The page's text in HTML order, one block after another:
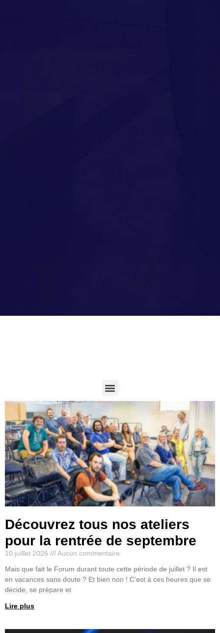
Découvrez tous nos ateliers
pour la rentrée de septembre
10 juillet 2026
Aucun commentaire
Mais que fait le Forum durant toute cette période de juillet ? Il est
en vacances sans doute ? Et bien non ! C’est à ces heures que se
décide, se prépare et
Lire plus